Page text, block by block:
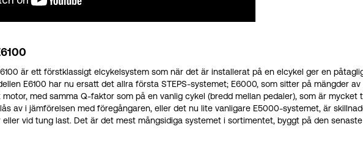
är ett förstklassigt elcykelsystem som när det är installerat på en elcykel ger en
E6100 har nu ersatt det allra första STEPS-systemet; E6000, som sitter på mängder
med samma Q-faktor som på en vanlig cykel (bredd mellan pedaler), som är
av i jämförelsen med föregångaren, eller det nu lite vanligare E5000-systemet, är
vid tung last. Det är det mest mångsidiga systemet i sortimentet, byggt på den